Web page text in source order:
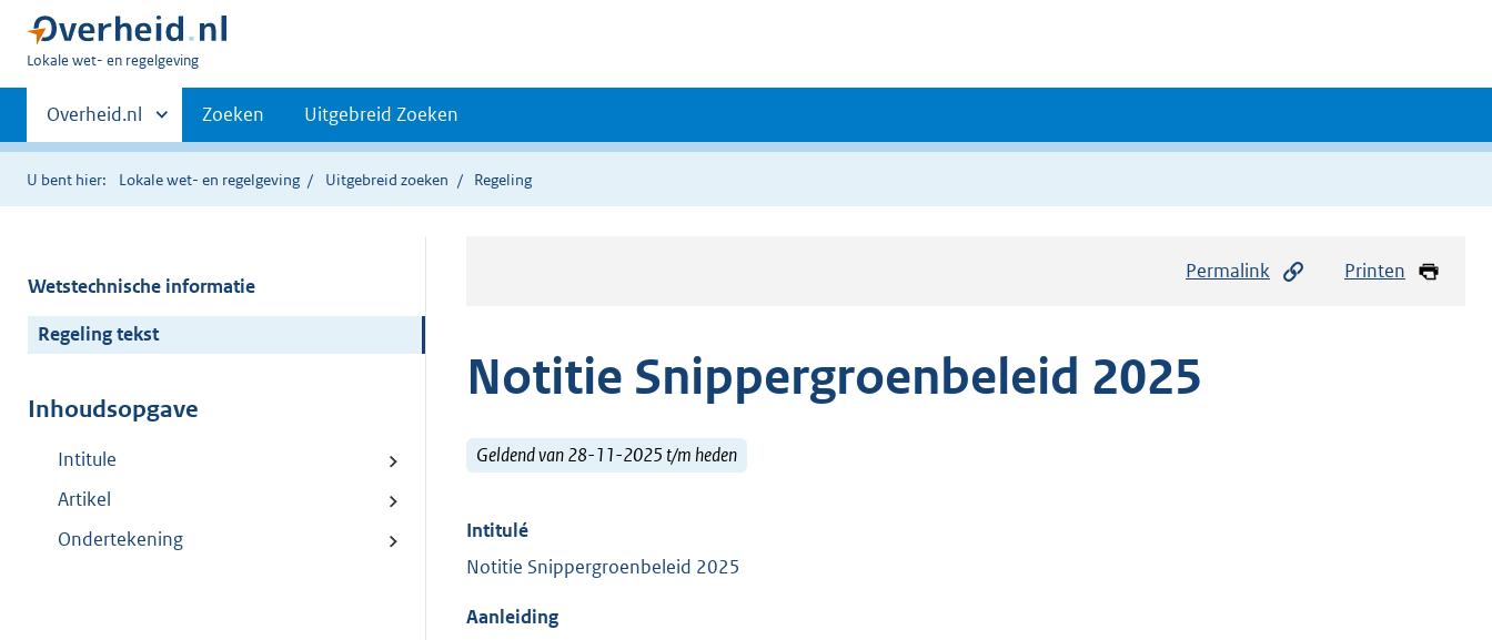
U
hier:
Lokale wet- en regelgeving
Primaire
navigatie
Andere
sites
binnen
Overheid.nl Zoeken Uitgebreid Zoeken
U bent hier: Lokale wet- en regelgeving Uitgebreid zoeken Regeling
Wetstechnische informatie
Regeling tekst
Inhoudsopgave
Intitule
Artikel
Ondertekening
Permalink Printen
Notitie Snippergroenbeleid 2025
Geldend van 28-11-2025 t/m heden
Intitulé
Notitie Snippergroenbeleid 2025
Aanleiding